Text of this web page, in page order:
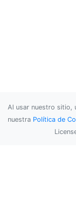
Al usar nuestro sitio,
nuestra Política de